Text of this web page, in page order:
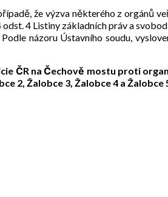
že výzva některého z orgánů
4 Listiny základních práv a
názoru Ústavního soudu,
ČR na Čechově mostu proti
2, Žalobce 3, Žalobce 4 a Žalobce